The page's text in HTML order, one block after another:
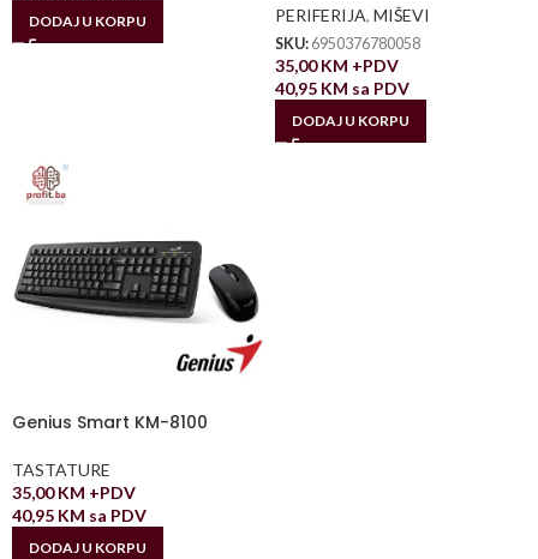
DODAJ U KORPU PERIFERIJA, MIŠEVI
SKU: 6950376780058
35,00KM +PDV
40,95 KM sa PDV
DODAJ U KORPU
Genius Smart KM-8100
TASTATURE
35,00KM +PDV
40,95 KM sa PDV
DODAJ U KORPU